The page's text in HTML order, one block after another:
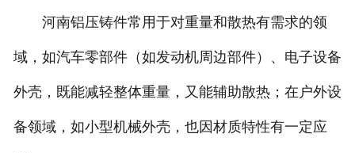
河南铝压铸件常用于对重量和散热有需求的领
域，如汽车零部件（如发动机周边部件）、电子设备
外壳，既能减轻整体重量，又能辅助散热；在户外设
备领域，如小型机械外壳，也因材质特性有一定应